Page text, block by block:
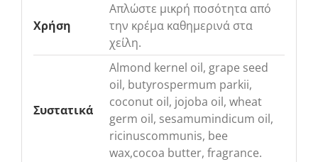
Χρήση
Απλώστε μικρή ποσότητα από
την κρέμα καθημερινά στα
χείλη.
Συστατικά
Almond kernel oil, grape seed
oil, butyrospermum parkii,
coconut oil, jojoba oil, wheat
germ oil, sesamumindicum oil,
ricinuscommunis, bee
wax,cocoa butter, fragrance.